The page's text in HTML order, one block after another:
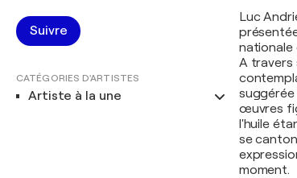
Suivre
CATÉGORIES D'ARTISTES
Artiste à la une
Luc
nationale
A travers
œuvres
l'huile
se
moment.